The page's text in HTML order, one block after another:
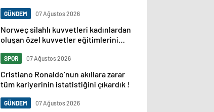
GÜNDEM 07 Ağustos 2026
Norweç silahlı kuvvetleri kadınlardan
oluşan özel kuvvetler eğitimlerini
SPOR 07 Ağustos 2026
Cristiano Ronaldo’nun akıllara zarar
tüm kariyerinin istatistiğini çıkardık !
GÜNDEM 07 Ağustos 2026